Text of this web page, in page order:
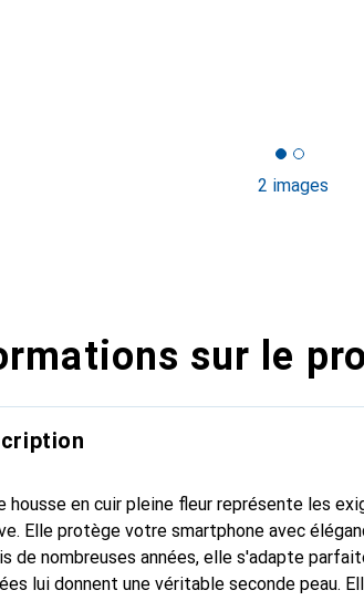
2 images
sur le
housse en cuir pleine fleur représente les
Elle protège votre smartphone avec
de nombreuses années, elle s'adapte
lui donnent une véritable seconde peau.